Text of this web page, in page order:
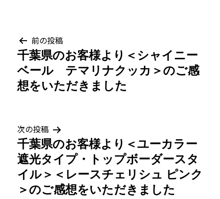
投
稿
ナ
ゲ
ー
シ
前の投稿
千葉県のお客様より＜シャイニー
ベール テマリナクッカ＞のご感
想をいただきました
次の投稿
千葉県のお客様より＜ユーカラー
遮光タイプ・トップボーダースタ
イル＞＜レースチェリシュ ピンク
＞のご感想をいただきました